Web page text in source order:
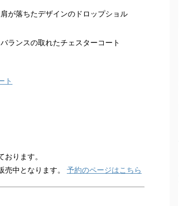
が落ちたデザインのドロップショル
ランスの取れたチェスターコート
ト
ります。
売中となります。 予約のページはこちら